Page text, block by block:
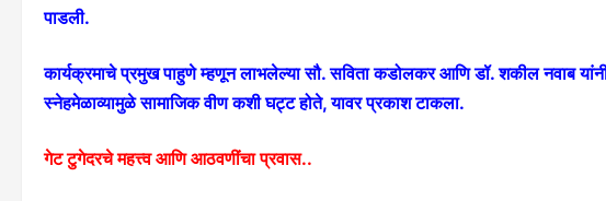
पाडली.
कार्यक्रमाचे प्रमुख पाहुणे म्हणून लाभलेल्या सौ. सविता कडोलकर आणि डॉ. शकील नवाब
स्नेहमेळाव्यामुळे सामाजिक वीण कशी घट्ट होते, यावर प्रकाश टाकला.
गेट टुगेदरचे महत्त्व आणि आठवणींचा प्रवास..